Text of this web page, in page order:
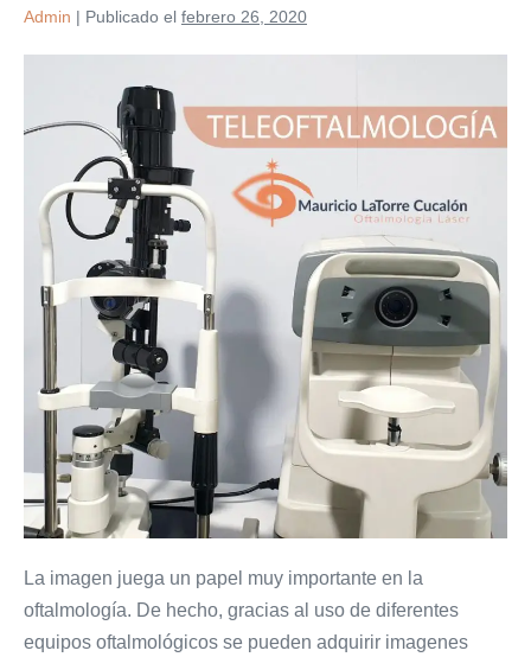
Admin | Publicado el febrero 26, 2020
(TELEMEDICINA)
La imagen juega un papel muy importante en la
oftalmología. De hecho, gracias al uso de diferentes
equipos oftalmológicos se pueden adquirir imagenes